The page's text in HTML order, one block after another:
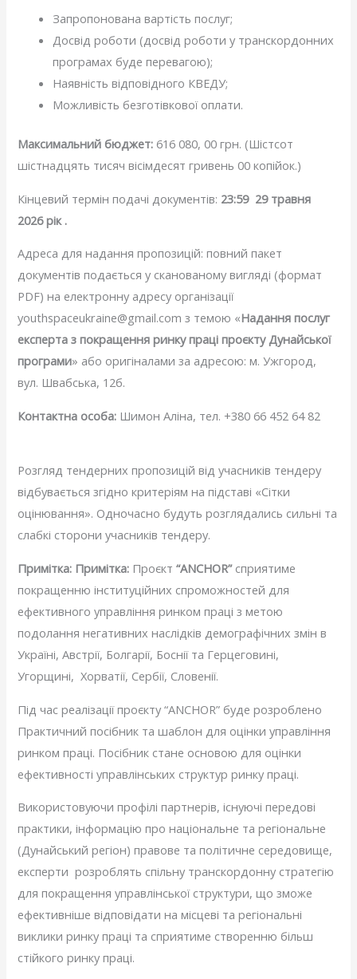
Запропонована вартість послуг;
Досвід роботи (досвід роботи у транскордонних
програмах буде перевагою);
Наявність відповідного КВЕДУ;
Можливість безготівкової оплати.
Максимальний бюджет: 616 080, 00 грн. (Шістсот
шістнадцять тисяч вісімдесят гривень 00 копійок.)
Кінцевий термін подачі документів: 23:59 29 травня
2026 рік .
Адреса для надання пропозицій: повний пакет
документів подається у сканованому вигляді (формат
PDF) на електронну адресу організації
youthspaceukraine@gmail.com з темою «Надання послуг
експерта з покращення ринку праці проєкту Дунайської
програми» або оригіналами за адресою: м. Ужгород,
вул. Швабська, 12б.
Контактна особа: Шимон Аліна, тел. +380 66 452 64 82
Розгляд тендерних пропозицій від учасників тендеру
відбувається згідно критеріям на підставі «Сітки
оцінювання». Одночасно будуть розглядались сильні та
слабкі сторони учасників тендеру.
Примітка: Примітка: Проєкт“ANCHOR”сприятиме
покращенню інституційних спроможностей для
ефективного управління ринком праці з метою
подолання негативних наслідків демографічних змін в
Україні, Австрії, Болгарії, Боснії та Герцеговині,
Угорщині, Хорватії, Сербії, Словенії.
Під час реалізації проєкту “ANCHOR” буде розроблено
Практичний посібник та шаблон для оцінки управління
ринком праці. Посібник стане основою для оцінки
ефективності управлінських структур ринку праці.
Використовуючи профілі партнерів, існуючі передові
практики, інформацію про національне та регіональне
(Дунайський регіон) правове та політичне середовище,
експерти розроблять спільну транскордонну стратегію
для покращення управлінської структури, що зможе
ефективніше відповідати на місцеві та регіональні
виклики ринку праці та сприятиме створенню більш
стійкого ринку праці.